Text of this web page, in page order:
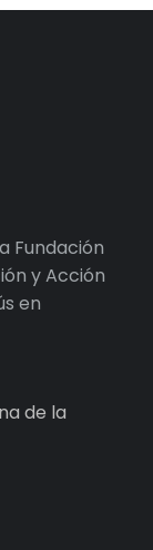
Fundación
y Acción
en
de la